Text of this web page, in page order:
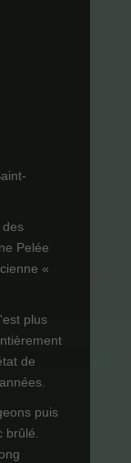
des
Pelée
«
plus
de
puis
brûlé.